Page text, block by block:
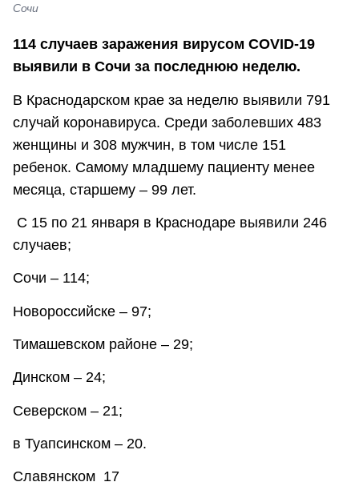
Сочи
114 случаев заражения вирусом COVID-19
выявили в Сочи за последнюю неделю.
В Краснодарском крае за неделю выявили 791
случай коронавируса. Среди заболевших 483
женщины и 308 мужчин, в том числе 151
ребенок. Самому младшему пациенту менее
месяца, старшему – 99 лет.
С 15 по 21 января в Краснодаре выявили 246
случаев;
Сочи – 114;
Новороссийске – 97;
Тимашевском районе – 29;
Динском – 24;
Северском – 21;
в Туапсинском – 20.
Славянском ­ 17